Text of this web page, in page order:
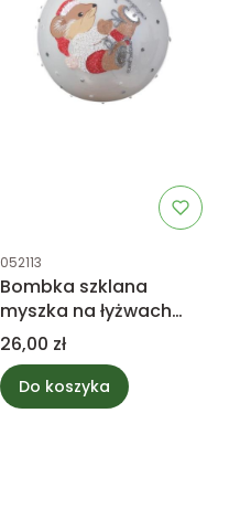
Kod produktu
052113
Bombka szklana
myszka na łyżwach
8cm
Cena
26,00 zł
Do koszyka